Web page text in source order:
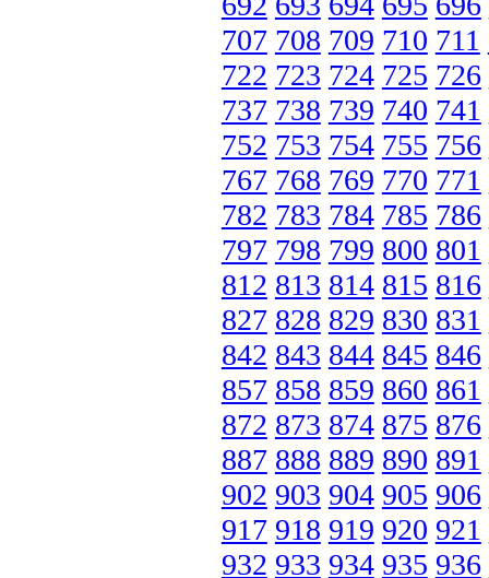
707 708 709 710 711
722 723 724 725 726
737 738 739 740 741
752 753 754 755 756
767 768 769 770 771
782 783 784 785 786
797 798 799 800 801
812 813 814 815 816
827 828 829 830 831
842 843 844 845 846
857 858 859 860 861
872 873 874 875 876
887 888 889 890 891
902 903 904 905 906
917 918 919 920 921
932 933 934 935 936